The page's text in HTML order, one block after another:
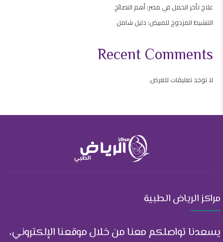
علاج تأخر الحمل في مصر: أهم النصائح
التنشيط المزدوج للمبيض: دليل شامل
Recent Comments
لا توجد تعليقات للعرض.
مراكز الرياض الطبية
يسعدنا تواصلكم معنا من خلال موقعنا الإلكتروني،